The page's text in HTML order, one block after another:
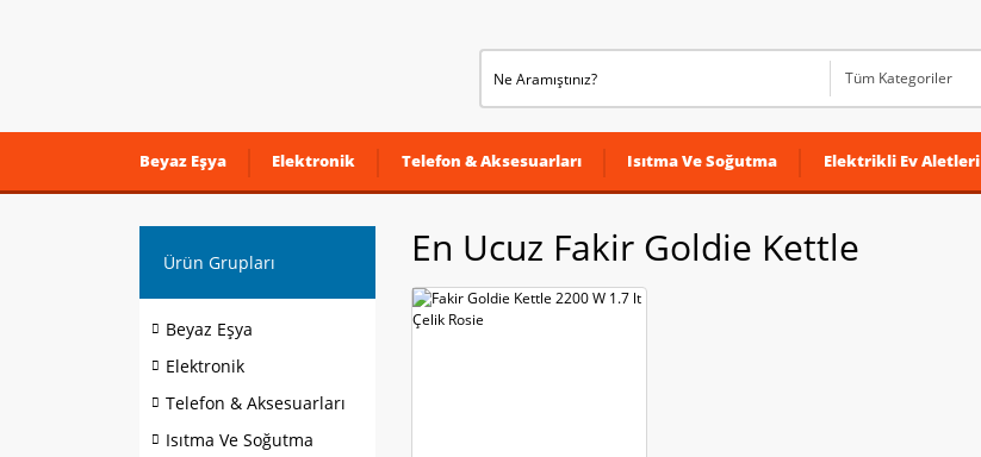
Beyaz Eşya Elektronik Telefon & Aksesuarları Isıtma Ve Soğutma Elektrikli Ev Aletleri
Ürün Grupları
Beyaz Eşya
Elektronik
Telefon & Aksesuarları
Isıtma Ve Soğutma
En Ucuz Fakir Goldie Kettle